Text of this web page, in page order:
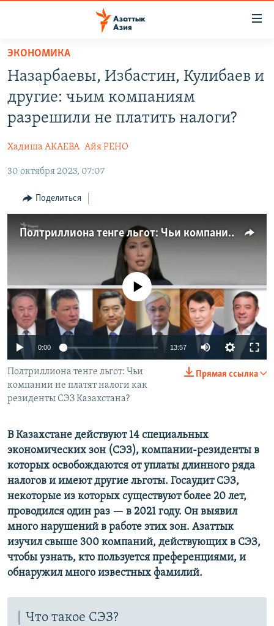
Вернуться
основному
содержанию
Вернутся
главной
Вернутся
поиску
ЦЕНТРАЛЬНАЯ АЗИЯ
КАЗАХСТАН
ТАДЖИКИСТАН
НОВОСТИ
ВОЙНА В УКРАИНЕ
ҚАЗАҚША
КЫРГЫЗЧА
ЎЗБЕКЧА
ТОҶИКӢ
TÜRKMENÇE
ПОДПИШИТЕСЬ НА НАС В СОЦСЕТЯХ
Все сайты РСЕ/РС
ЭКОНОМИКА
Назарбаевы, Избастин, Кулибаев и
другие: чьим компаниям
разрешили не платить налоги?
Хадиша АКАЕВА Айя РЕНО
30 октября 2023, 07:07
Поделиться
Полтриллиона тенге льгот: Чьи компании не платят налоги как резиденты СЭЗ Казахстана?
720p 1080p
No media source currently available
0:00 13:57
1080p
Прямая ссылка
Полтриллиона тенге льгот: Чьи
компании не платят налоги как
резиденты СЭЗ Казахстана?
В Казахстане действуют 14 специальных
экономических зон (СЭЗ), компании-резиденты в
которых освобождаются от уплаты длинного ряда
налогов и имеют другие льготы. Госаудит СЭЗ,
некоторые из которых существуют более 20 лет,
проводился один раз — в 2021 году. Он выявил
много нарушений в работе этих зон. Азаттык
изучил свыше 300 компаний, действующих в СЭЗ,
чтобы узнать, кто пользуется преференциями, и
обнаружил много известных фамилий.
Что такое СЭЗ?